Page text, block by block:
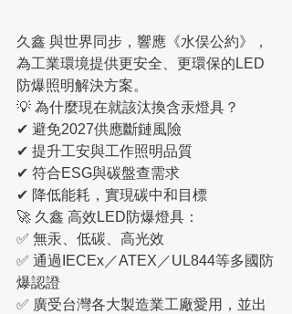
久鑫 與世界同步，響應《水俣公約》，
為工業環境提供更安全、更環保的LED
防爆照明解決方案。
💡 為什麼現在就該汰換含汞燈具？
✔ 避免2027供應斷鏈風險
✔ 提升工安與工作照明品質
✔ 符合ESG與碳盤查需求
✔ 降低能耗，實現碳中和目標
🚀 久鑫 高效LED防爆燈具：
✅ 無汞、低碳、高光效
✅ 通過IECEx／ATEX／UL844等多國防
爆認證
✅ 廣受台灣各大製造業工廠愛用，並出